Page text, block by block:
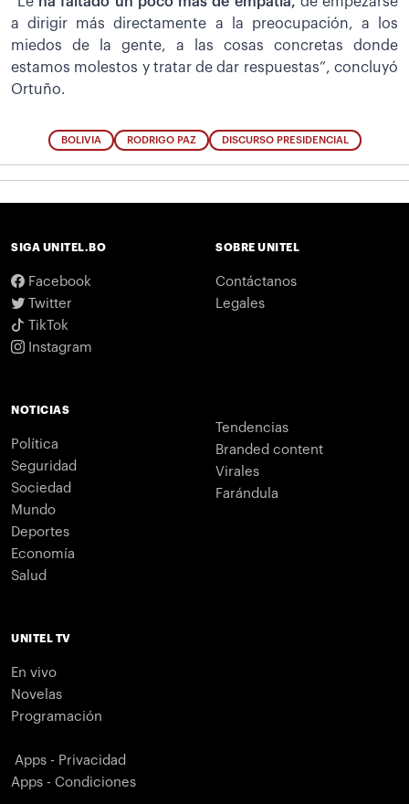
a dirigir más directamente a la preocupación, a los
miedos de la gente, a las cosas concretas donde
estamos molestos y tratar de dar respuestas”, concluyó
Ortuño.
BOLIVIA RODRIGO PAZ DISCURSO PRESIDENCIAL
SIGA UNITEL.BO
Facebook
Twitter
TikTok
Instagram
SOBRE UNITEL
Contáctanos
Legales
NOTICIAS
Política
Seguridad
Sociedad
Mundo
Deportes
Economía
Salud
Tendencias
Branded content
Virales
Farándula
UNITEL TV
En vivo
Novelas
Programación
Apps - Privacidad
Apps - Condiciones